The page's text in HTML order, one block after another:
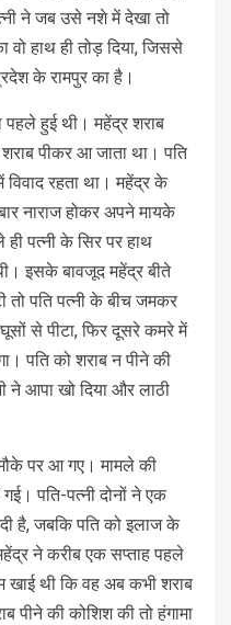
ने जब उसे नशे में देखा तो
हाथ ही तोड़ दिया, जिससे
के रामपुर का है।
पहले हुई थी। महेंद्र शराब
पीकर आ जाता था। पति
रहता था। महेंद्र के
नाराज होकर अपने मायके
पत्नी के सिर पर हाथ
इसके बावजूद महेंद्र बीते
तो पति पत्नी के बीच जमकर
से पीटा, फिर दूसरे कमरे में
पति को शराब न पीने की
आपा खो दिया और लाठी
पर आ गए। मामले की
पति-पत्नी दोनों ने एक
है, जबकि पति को इलाज के
ने करीब एक सप्ताह पहले
खाई थी कि वह अब कभी शराब
पीने की कोशिश की तो हंगामा